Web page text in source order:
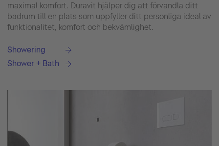
maximal komfort. Duravit hjälper dig att förvandla ditt
badrum till en plats som uppfyller ditt personliga ideal av
funktionalitet, komfort och bekvämlighet.
Showering
Shower + Bath